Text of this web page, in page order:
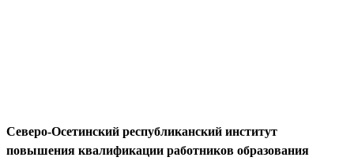
Северо-Осетинский республиканский институт
повышения квалификации работников образования